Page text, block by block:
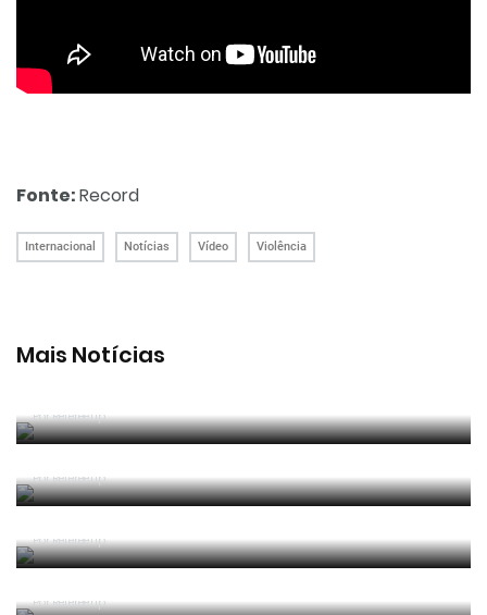
Fonte:Record
Internacional Notícias Vídeo Violência
Mais Notícias
Por RefereeTip
João Pinheiro radiante com ida ao Mundial: «É o
Por RefereeTip
João Pinheiro nomeado pela FIFA para o Mundial
Por RefereeTip
APAF espera que câmaras corporais possam
Por RefereeTip